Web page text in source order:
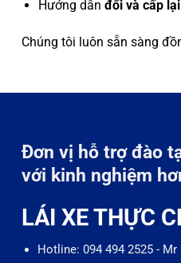
Hướng dẫn đổi và cấp
Chúng tôi luôn sẵn sàng
Đơn vị hỗ trợ đào
với kinh nghiệm
LÁI XE THỰC
Hotline: 094 494 2525 - Mr